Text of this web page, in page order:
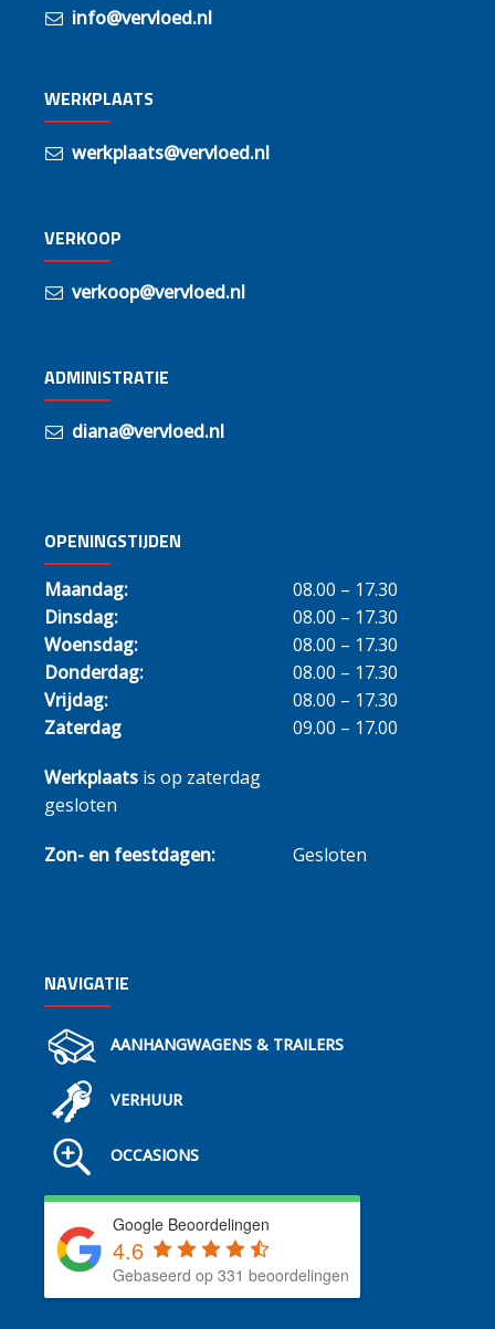
info@vervloed.nl
WERKPLAATS
werkplaats@vervloed.nl
VERKOOP
verkoop@vervloed.nl
ADMINISTRATIE
diana@vervloed.nl
OPENINGSTIJDEN
Maandag:
08.00 – 17.30
Dinsdag:
08.00 – 17.30
Woensdag:
08.00 – 17.30
Donderdag:
08.00 – 17.30
Vrijdag:
08.00 – 17.30
Zaterdag
09.00 – 17.00
Werkplaats is op zaterdag
gesloten
Zon- en feestdagen: Gesloten
NAVIGATIE
AANHANGWAGENS & TRAILERS
VERHUUR
OCCASIONS
Google Beoordelingen
4.6
Gebaseerd op 331 beoordelingen